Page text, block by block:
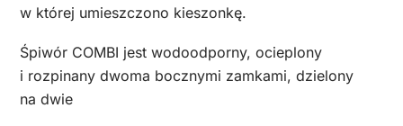
w której umieszczono kieszonkę.
Śpiwór COMBI jest wodoodporny, ocieplony
i rozpinany dwoma bocznymi zamkami, dzielony
na dwie